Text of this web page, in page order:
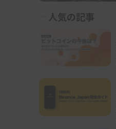
人気の記事